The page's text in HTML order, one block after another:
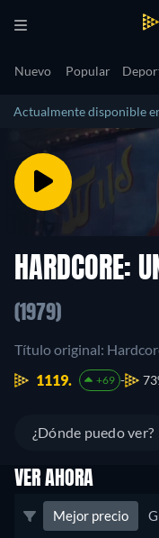
Nuevo Popular
Actualmente disponible
HARDCORE:
(1979)
Título original:
1119.
+69
¿Dónde puedo ver?
VER AHORA
Mejor precio